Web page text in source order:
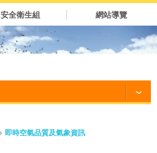
安全衛生組 網站導覽
即時空氣品質及氣象資訊